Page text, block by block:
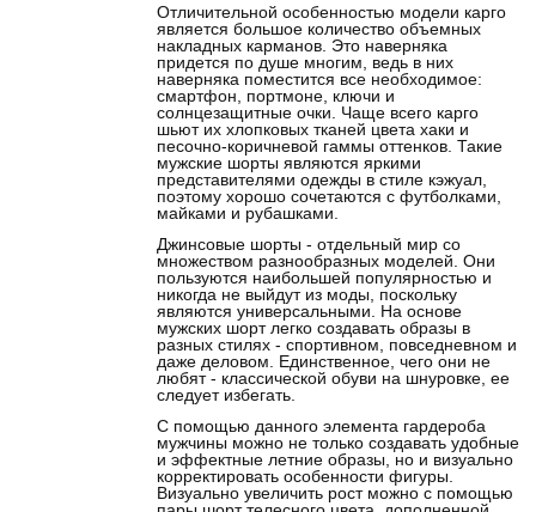
Отличительной особенностью модели карго
является большое количество объемных
накладных карманов. Это наверняка
придется по душе многим, ведь в них
наверняка поместится все необходимое:
смартфон, портмоне, ключи и
солнцезащитные очки. Чаще всего карго
шьют их хлопковых тканей цвета хаки и
песочно-коричневой гаммы оттенков. Такие
мужские шорты являются яркими
представителями одежды в стиле кэжуал,
поэтому хорошо сочетаются с футболками,
майками и рубашками.
Джинсовые шорты - отдельный мир со
множеством разнообразных моделей. Они
пользуются наибольшей популярностью и
никогда не выйдут из моды, поскольку
являются универсальными. На основе
мужских шорт легко создавать образы в
разных стилях - спортивном, повседневном и
даже деловом. Единственное, чего они не
любят - классической обуви на шнуровке, ее
следует избегать.
С помощью данного элемента гардероба
мужчины можно не только создавать удобные
и эффектные летние образы, но и визуально
корректировать особенности фигуры.
Визуально увеличить рост можно с помощью